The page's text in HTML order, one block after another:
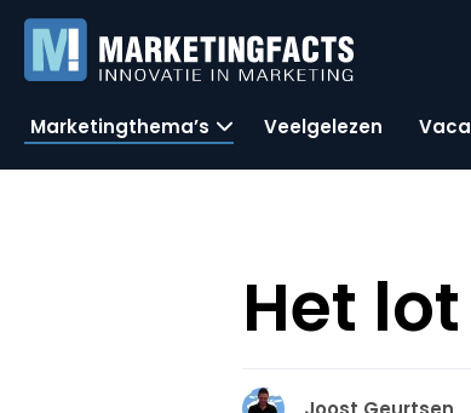
Marketingthema’s Veelgelezen
Het